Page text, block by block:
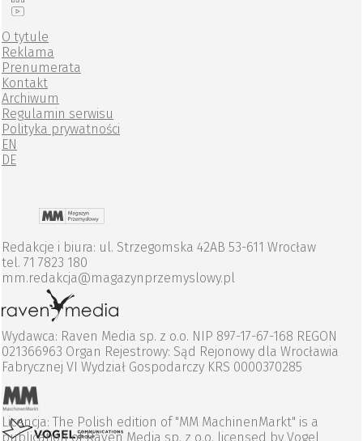
O tytule
Reklama
Prenumerata
Kontakt
Archiwum
Regulamin serwisu
Polityka prywatności
EN
DE
Redakcje i biura: ul. Strzegomska 42AB 53-611 Wrocław
tel. 71 7823 180
mm.redakcja@magazynprzemyslowy.pl
Wydawca: Raven Media sp. z o.o. NIP 897-17-67-168 REGON
021366963 Organ Rejestrowy: Sąd Rejonowy dla Wrocławia
Fabrycznej VI Wydział Gospodarczy KRS 0000370285
Licencja: The Polish edition of "MM MachinenMarkt" is a
publication of Raven Media sp. z o.o. licensed by Vogel